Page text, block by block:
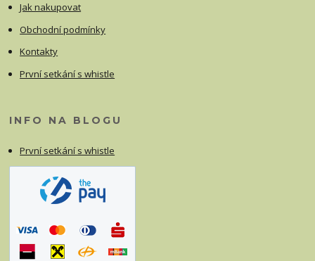
Jak nakupovat
Obchodní podmínky
Kontakty
První setkání s whistle
INFO NA BLOGU
První setkání s whistle